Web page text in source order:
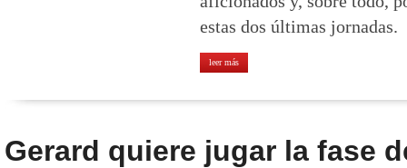
estas dos últimas jornadas.
leer más
Gerard quiere jugar la fase